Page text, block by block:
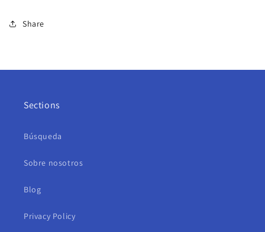
Share
Sections
Búsqueda
Sobre nosotros
Blog
Privacy Policy